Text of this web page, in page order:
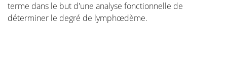
Programme de suivi après un
terme dans le but d'une analyse fonctionnelle de
déterminer le degré de lymphœdème.